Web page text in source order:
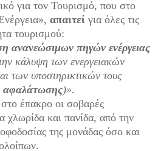
για τον Τουρισμό, που στο
απαιτεί για όλες τις
τουρισμού:
ανανεώσιμων πηγών ενέργειας
κάλυψη των ενεργειακών
των υποστηρικτικών τους
αφαλάτωσης)».
έπακρο οι σοβαρές
χλωρίδα και πανίδα, από την
της μονάδας όσο και